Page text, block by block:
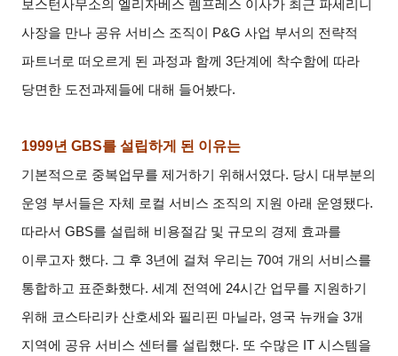
보스턴사무소의 엘리자베스 렘프레스 이사가 최근 파세리니
사장을 만나 공유 서비스 조직이 P&G 사업 부서의 전략적
파트너로 떠오르게 된 과정과 함께 3단계에 착수함에 따라
당면한 도전과제들에 대해 들어봤다.
1999년 GBS를 설립하게 된 이유는
기본적으로 중복업무를 제거하기 위해서였다. 당시 대부분의
운영 부서들은 자체 로컬 서비스 조직의 지원 아래 운영됐다.
따라서 GBS를 설립해 비용절감 및 규모의 경제 효과를
이루고자 했다. 그 후 3년에 걸쳐 우리는 70여 개의 서비스를
통합하고 표준화했다. 세계 전역에 24시간 업무를 지원하기
위해 코스타리카 산호세와 필리핀 마닐라, 영국 뉴캐슬 3개
지역에 공유 서비스 센터를 설립했다. 또 수많은 IT 시스템을